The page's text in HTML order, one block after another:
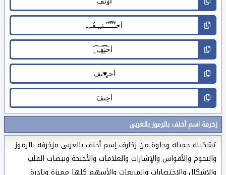
زخرفة اسم أحنف بالرموز بالعربي
تشكيلة جميلة وحلوة من زخارف إسم أحنف بالعربي مزخرفة بالرموز
والنجوم والأقواس والإشارات والعلامات والأجنحة ونبضات القلب
والاشكال والاختصارات والمربعات والأسهم كلها مميزة ونادرة